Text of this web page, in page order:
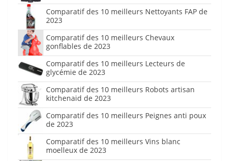
Comparatif des 10 meilleurs Nettoyants FAP de
2023
Comparatif des 10 meilleurs Chevaux
gonflables de 2023
Comparatif des 10 meilleurs Lecteurs de
glycémie de 2023
Comparatif des 10 meilleurs Robots artisan
kitchenaid de 2023
Comparatif des 10 meilleurs Peignes anti poux
de 2023
Comparatif des 10 meilleurs Vins blanc
moelleux de 2023